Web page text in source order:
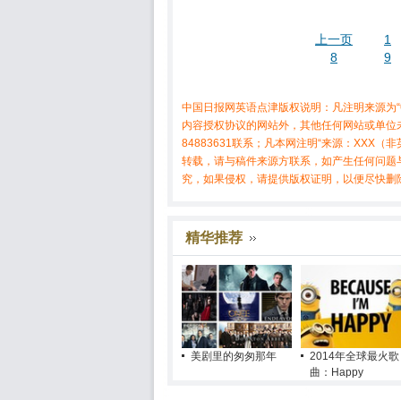
上一页
1
8
9
中国日报网英语点津版权说明：凡注明来源
内容授权协议的网站外，其他任何网站或单
84883631联系；凡本网注明“来源：XXX（
转载，请与稿件来源方联系，如产生任何问
究，如果侵权，请提供版权证明，以便尽快删
精华推荐
美剧里的匆匆那年
2014年全球最火歌
曲：Happy